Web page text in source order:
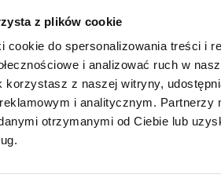
z plików cookie
cookie do spersonalizowania treści i
i analizować ruch w
korzystasz z naszej witryny,
i analitycznym. Partnerzy
otrzymanymi od Ciebie lub
881 737 573
663 689 911
Wędrowna 1/87,
20-819 Lublin